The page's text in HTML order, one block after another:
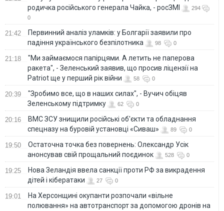
родичка російського генерала Чайка, - росЗМІ
294
0
21:42
Первинний аналіз уламків: у Болгарії заявили про
падіння українського безпілотника
98 0
21:18
"Ми займаємося папірцями. А летить не паперова
ракета", - Зеленський заявив, що просив ліцензії на
Patriot ще у перший рік війни
58 0
20:39
"Зробимо все, що в наших силах", - Вучич обіцяв
Зеленському підтримку
62 0
20:16
ВМС ЗСУ знищили російські об'єкти та обладнання
спецназу на буровій установці «Сиваш»
89 0
19:50
Остаточна точка без повернень: Олександр Усік
анонсував свій прощальний поєдинок
528 0
19:25
Нова Зеландія ввела санкції проти РФ за викрадення
дітей і кібератаки
27 0
19:01
На Херсонщині окупанти розпочали «вільне
полювання» на автотранспорт за допомогою дронів на